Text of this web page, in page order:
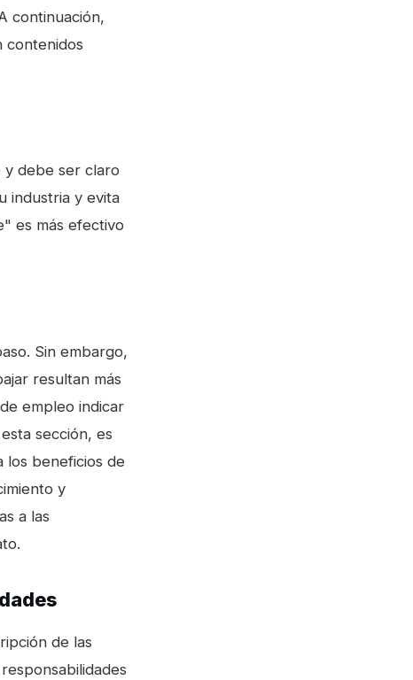
continuación,
contenidos
y debe ser claro
industria y evita
es más efectivo
Sin embargo,
resultan más
empleo indicar
sección, es
los beneficios de
y
a las
de las